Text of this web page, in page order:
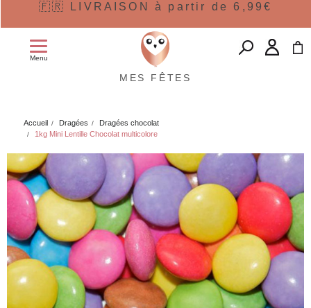
🇫🇷 LIVRAISON à partir de 6,99€
Menu
MES FÊTES
Accueil Dragées
Dragées chocolat
1kg Mini Lentille Chocolat multicolore